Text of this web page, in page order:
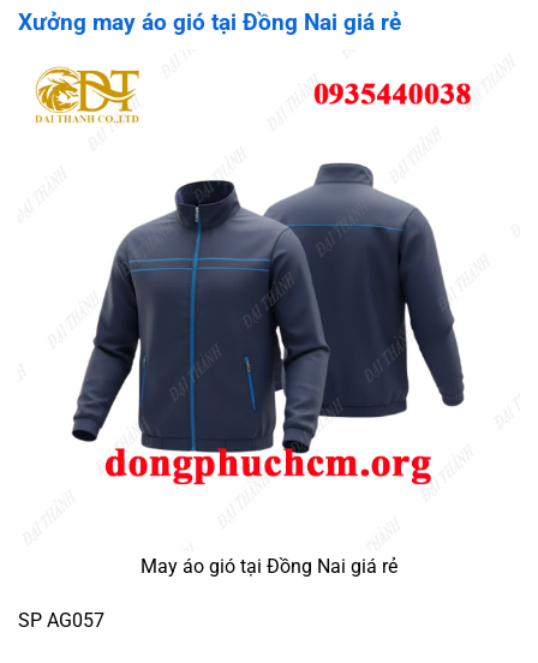
Xưởng may áo gió tại Đồng Nai giá rẻ
May áo gió tại Đồng Nai giá rẻ
SP AG057